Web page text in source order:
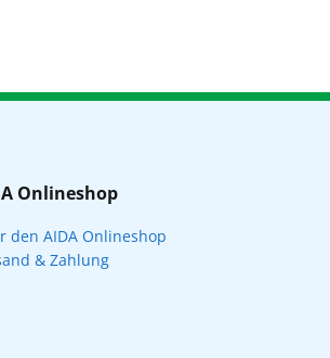
Onlineshop
den AIDA Onlineshop
& Zahlung